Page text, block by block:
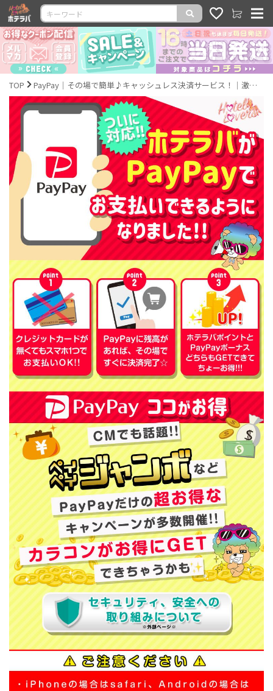
TOP PayPay｜その場で簡単♪キャッシュレス決済サービス！｜激安カラコン通販ホテラバ